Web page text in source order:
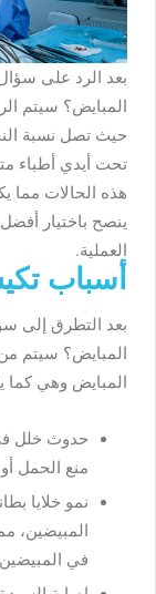
بعد الرد على
المبايض؟ سيتم
تحت أيدي أطباء
هذه الحالات مما
ينصح باختيار
العملية.
أسباب
بعد التطرق إلى
المبايض؟ سيتم
المبايض وهي كما
حدوث خلل
منع الحمل
نمو خلايا
المبيضين،
في